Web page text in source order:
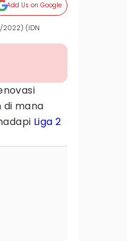
Add Us on Google
2022) (IDN
di mana
Liga 2